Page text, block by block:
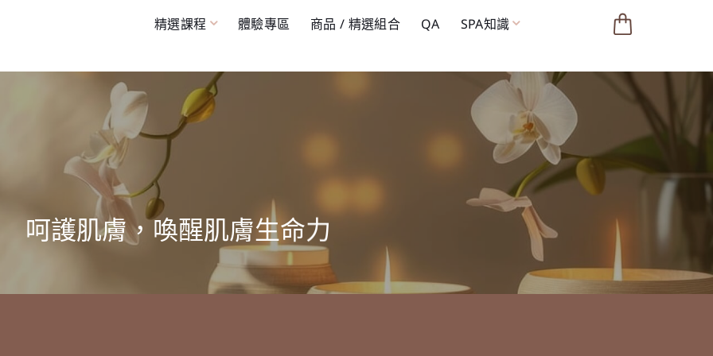
精選課程 體驗專區 商品 / 精選組合 QA SPA知識
呵護肌膚，喚醒肌膚生命力